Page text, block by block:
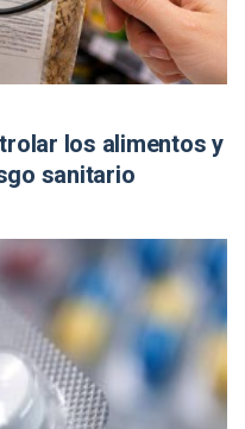
los alimentos y
sanitario